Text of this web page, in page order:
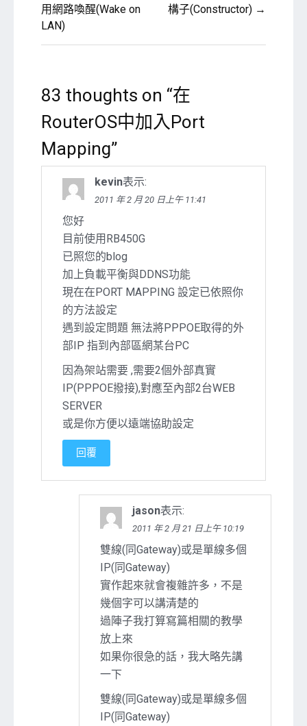
章
導
用網路喚醒(Wake on
LAN)
構子(Constructor) →
83 thoughts on “在
RouterOS中加入Port
Mapping”
kevin表示:
2011 年 2 月 20 日上午 11:41
您好
目前使用RB450G
已照您的blog
加上負載平衡與DDNS功能
現在在PORT MAPPING 設定已依照你
的方法設定
遇到設定問題 無法將PPPOE取得的外
部IP 指到內部區網某台PC
因為架站需要 ,需要2個外部真實
IP(PPPOE撥接),對應至內部2台WEB
SERVER
或是你方便以遠端協助設定
回覆
jason表示:
2011 年 2 月 21 日上午 10:19
雙線(同Gateway)或是單線多個
IP(同Gateway)
實作起來就會複雜許多，不是
幾個字可以講清楚的
過陣子我打算寫篇相關的教學
放上來
如果你很急的話，我大略先講
一下
雙線(同Gateway)或是單線多個
IP(同Gateway)